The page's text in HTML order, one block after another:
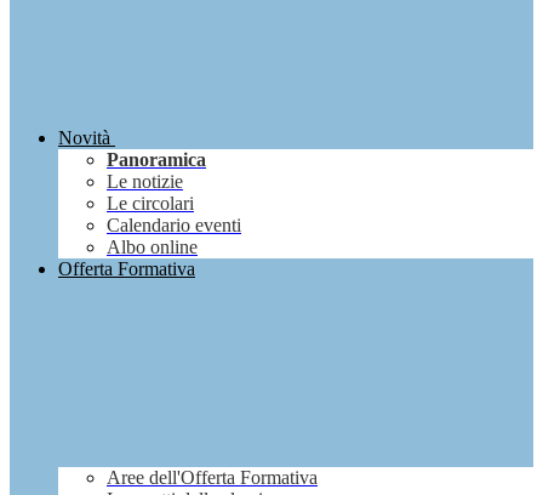
Novità
Panoramica
Le notizie
Le circolari
Calendario eventi
Albo online
Offerta Formativa
Aree dell'Offerta Formativa